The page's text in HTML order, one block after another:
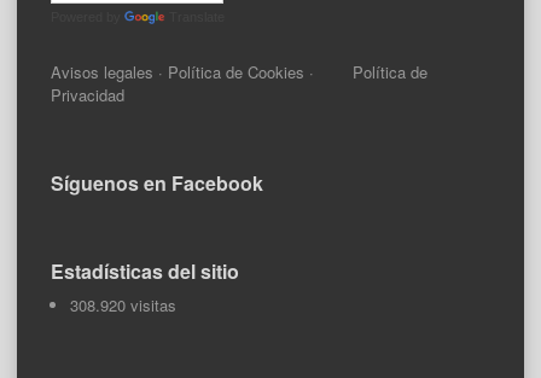
Avisos legales · Política de Cookies · Política de
Privacidad
Síguenos en Facebook
Estadísticas del sitio
308.920 visitas